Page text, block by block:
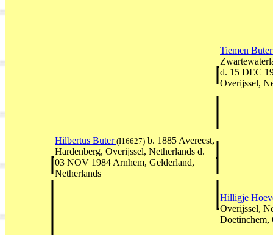
Tiemen
d. 15 DEC
Overijssel,
Hilbertus Buter (I16627) b. 1885 Avereest,
Hardenberg, Overijssel, Netherlands d.
03 NOV 1984 Arnhem, Gelderland,
Netherlands
Hilligje
Overijssel,
Doetinchem,